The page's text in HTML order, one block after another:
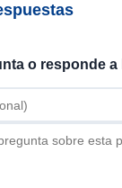
o responde